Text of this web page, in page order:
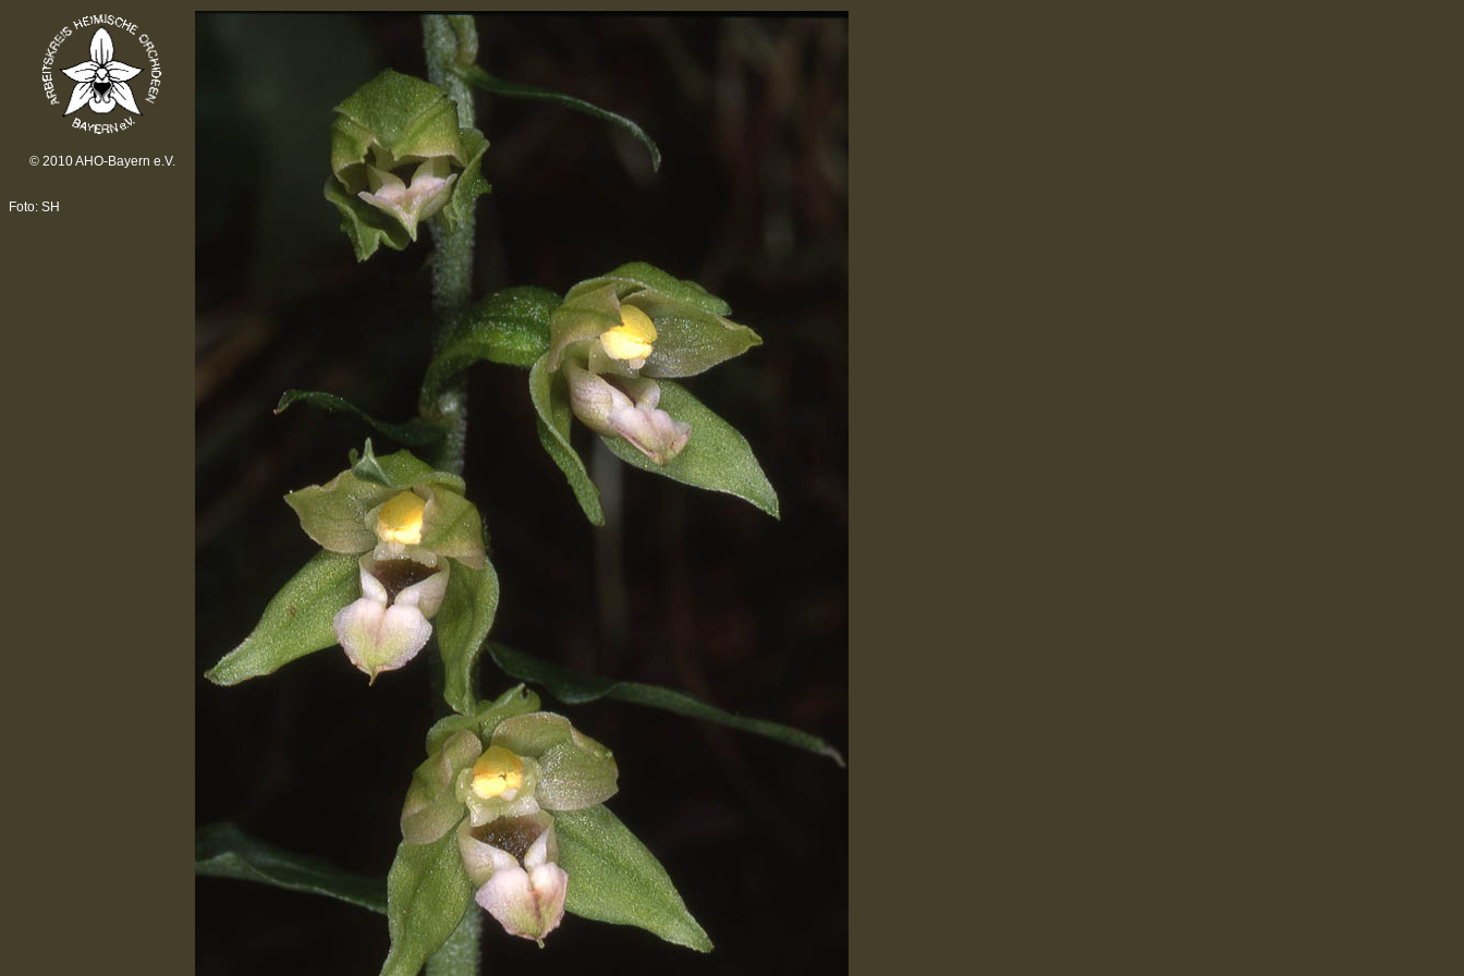
© 2010 AHO-Bayern e.V.
Foto: SH